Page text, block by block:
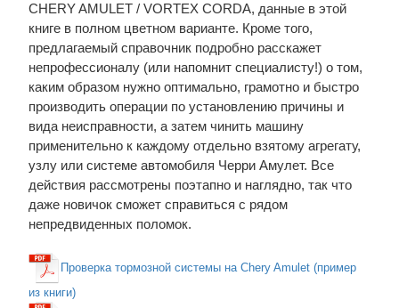
CHERY AMULET / VORTEX CORDA, данные в этой
книге в полном цветном варианте. Кроме того,
предлагаемый справочник подробно расскажет
непрофессионалу (или напомнит специалисту!) о том,
каким образом нужно оптимально, грамотно и быстро
производить операции по установлению причины и
вида неисправности, а затем чинить машину
применительно к каждому отдельно взятому агрегату,
узлу или системе автомобиля Черри Амулет. Все
действия рассмотрены поэтапно и наглядно, так что
даже новичок сможет справиться с рядом
непредвиденных поломок.
Проверка тормозной системы на Chery Amulet (пример
из книги)